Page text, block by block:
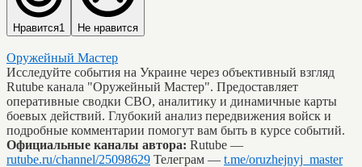
Нравится1 Не нравится
Оружейный Мастер
Исследуйте события на Украине через объективный взгляд
Rutube канала "Оружейный Мастер". Предоставляет
оперативные сводки СВО, аналитику и динамичные карты
боевых действий. Глубокий анализ передвижения войск и
подробные комментарии помогут вам быть в курсе событий.
Официальные каналы автора: Rutube —
rutube.ru/channel/25098629 Телеграм — t.me/oruzhejnyj_master